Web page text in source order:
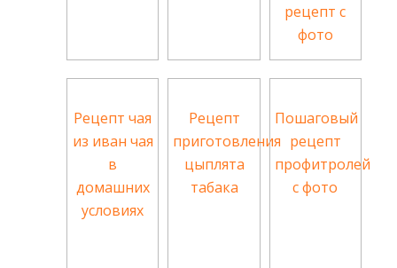
рецепт с
фото
Рецепт чая
из иван чая
в
домашних
условиях
Рецепт
приготовления
цыплята
табака
Пошаговый
рецепт
профитролей
с фото